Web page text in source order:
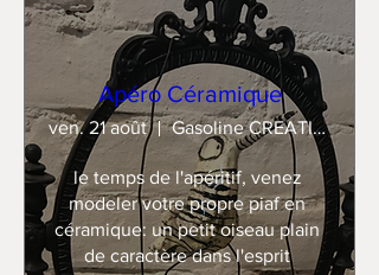
Apéro Céramique
ven. 21 août Gasoline CREATION
le temps de l'apéritif, venez
modeler votre propre piaf en
céramique: un petit oiseau plain
de caractère dans l'esprit